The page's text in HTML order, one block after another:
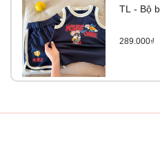
TL - Bộ
289.000₫